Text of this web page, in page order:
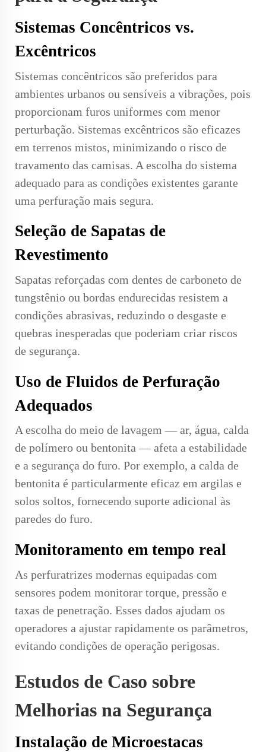
Sistemas Concêntricos vs.
Excêntricos
Sistemas concêntricos são preferidos para
ambientes urbanos ou sensíveis a vibrações, pois
proporcionam furos uniformes com menor
perturbação. Sistemas excêntricos são eficazes
em terrenos mistos, minimizando o risco de
travamento das camisas. A escolha do sistema
adequado para as condições existentes garante
uma perfuração mais segura.
Seleção de Sapatas de
Revestimento
Sapatas reforçadas com dentes de carboneto de
tungstênio ou bordas endurecidas resistem a
condições abrasivas, reduzindo o desgaste e
quebras inesperadas que poderiam criar riscos
de segurança.
Uso de Fluidos de Perfuração
Adequados
A escolha do meio de lavagem — ar, água, calda
de polímero ou bentonita — afeta a estabilidade
e a segurança do furo. Por exemplo, a calda de
bentonita é particularmente eficaz em argilas e
solos soltos, fornecendo suporte adicional às
paredes do furo.
Monitoramento em tempo real
As perfuratrizes modernas equipadas com
sensores podem monitorar torque, pressão e
taxas de penetração. Esses dados ajudam os
operadores a ajustar rapidamente os parâmetros,
evitando condições de operação perigosas.
Estudos de Caso sobre
Melhorias na Segurança
Instalação de Microestacas